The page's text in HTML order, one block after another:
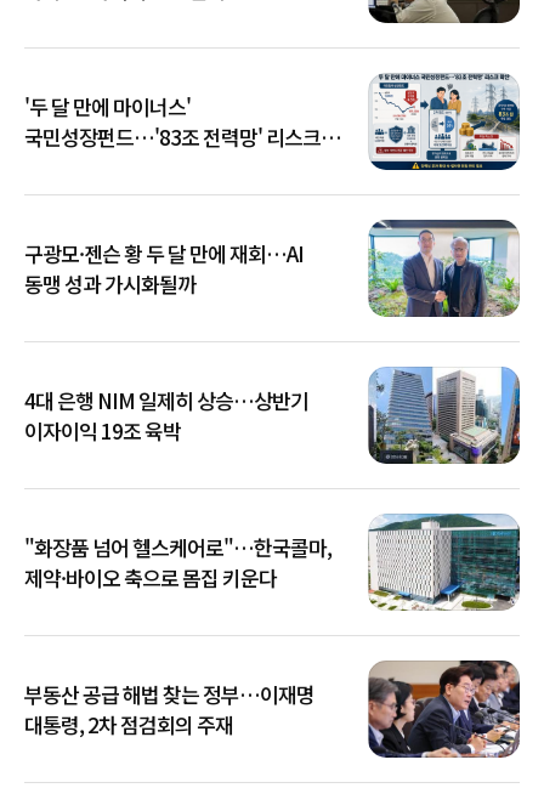
'두 달 만에 마이너스'
국민성장펀드…'83조 전력망' 리스크
구광모·젠슨 황 두 달 만에 재회…AI
동맹 성과 가시화될까
4대 은행 NIM 일제히 상승…상반기
이자이익 19조 육박
"화장품 넘어 헬스케어로"…한국콜마,
제약·바이오 축으로 몸집 키운다
부동산 공급 해법 찾는 정부…이재명
대통령, 2차 점검회의 주재